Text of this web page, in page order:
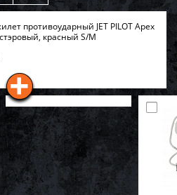
противоударный JET PILOT Apex
красный S/M